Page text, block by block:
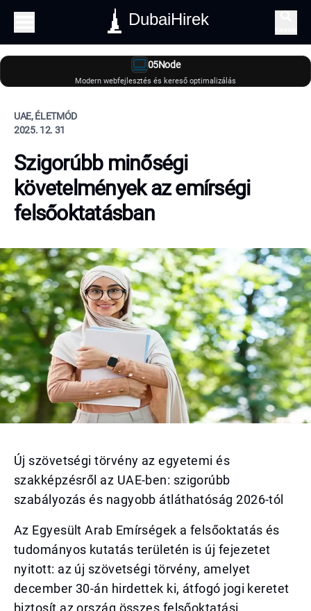
DubaiHirek
05Node
Modern webfejlesztés és kereső optimalizálás
UAE, ÉLETMÓD
2025. 12. 31
Szigorúbb minőségi
követelmények az emírségi
felsőoktatásban
Új szövetségi törvény az egyetemi és
szakképzésről az UAE-ben: szigorúbb
szabályozás és nagyobb átláthatóság 2026-tól
Az Egyesült Arab Emírségek a felsőoktatás és
tudományos kutatás területén is új fejezetet
nyitott: az új szövetségi törvény, amelyet
december 30-án hirdettek ki, átfogó jogi keretet
biztosít az ország összes felsőoktatási